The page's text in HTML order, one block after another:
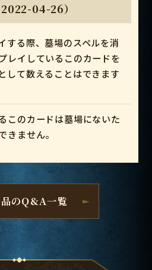
04-26）
する際、墓場のスペルを消
レイしているこのカードを
して数えることはできます
このカードは墓場にないた
きません。
品のQ&A一覧